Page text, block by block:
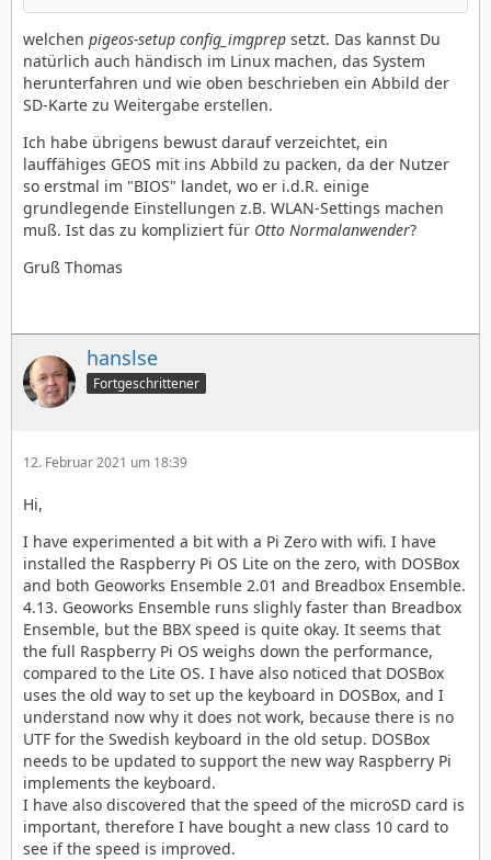
welchen pigeos-setup config_imgprep setzt. Das kannst Du
natürlich auch händisch im Linux machen, das System
herunterfahren und wie oben beschrieben ein Abbild der
SD-Karte zu Weitergabe erstellen.
Ich habe übrigens bewust darauf verzeichtet, ein
lauffähiges GEOS mit ins Abbild zu packen, da der Nutzer
so erstmal im "BIOS" landet, wo er i.d.R. einige
grundlegende Einstellungen z.B. WLAN-Settings machen
muß. Ist das zu kompliziert für Otto Normalanwender?
Gruß Thomas
hanslse
Fortgeschrittener
12. Februar 2021 um 18:39
Hi,
I have experimented a bit with a Pi Zero with wifi. I have
installed the Raspberry Pi OS Lite on the zero, with DOSBox
and both Geoworks Ensemble 2.01 and Breadbox Ensemble.
4.13. Geoworks Ensemble runs slighly faster than Breadbox
Ensemble, but the BBX speed is quite okay. It seems that
the full Raspberry Pi OS weighs down the performance,
compared to the Lite OS. I have also noticed that DOSBox
uses the old way to set up the keyboard in DOSBox, and I
understand now why it does not work, because there is no
UTF for the Swedish keyboard in the old setup. DOSBox
needs to be updated to support the new way Raspberry Pi
implements the keyboard.
I have also discovered that the speed of the microSD card is
important, therefore I have bought a new class 10 card to
see if the speed is improved.